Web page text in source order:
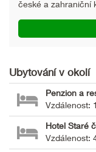
české a zahraniční
Ubytování v okolí
Penzion a
Vzdálenost:
Hotel Staré
Vzdálenost: